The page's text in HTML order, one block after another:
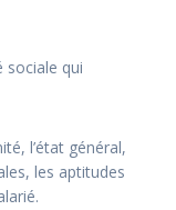
sociale qui
l’état général,
les aptitudes